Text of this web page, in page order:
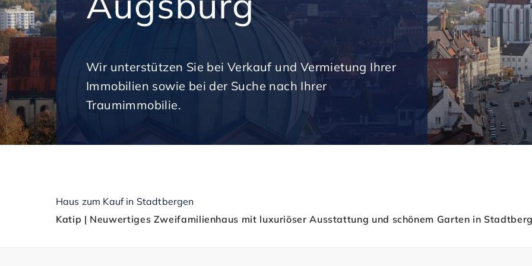
Wir unterstützen Sie bei Verkauf und Vermietung Ihrer
Immobilien sowie bei der Suche nach Ihrer
Traumimmobilie.
Haus zum Kauf in Stadtbergen
Katip | Neuwertiges Zweifamilienhaus mit luxuriöser Ausstattung und schönem Garten in